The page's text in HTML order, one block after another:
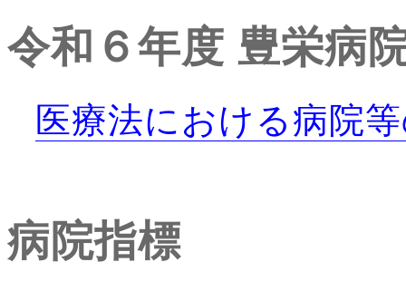
令和６年度 豊栄病
医療法における病院
病院指標